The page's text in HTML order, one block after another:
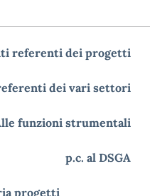
referenti dei progetti
dei vari settori
funzioni strumentali
p.c. al DSGA
progetti